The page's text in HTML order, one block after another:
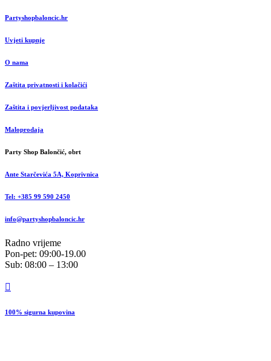
Partyshopbaloncic.hr
Uvjeti kupnje
O nama
Zaštita privatnosti i kolačići
Zaštita i povjerljivost podataka
Maloprodaja
Party Shop Balončić, obrt
Ante Starčevića 5A, Koprivnica
Tel: +385 99 590 2450
info@partyshopbaloncic.hr
Radno vrijeme
Pon-pet: 09:00-19.00
Sub: 08:00 – 13:00
100% sigurna kupovina